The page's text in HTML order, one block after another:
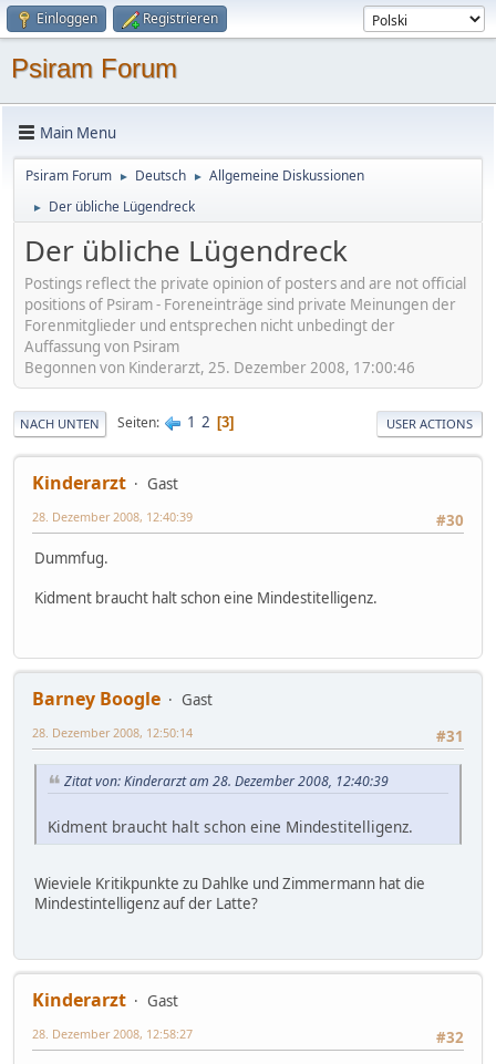
Einloggen Registrieren
Psiram Forum
Main Menu
Psiram Forum ► Deutsch ► Allgemeine Diskussionen
► Der übliche Lügendreck
Der übliche Lügendreck
Postings reflect the private opinion of posters and are not official
positions of Psiram - Foreneinträge sind private Meinungen der
Forenmitglieder und entsprechen nicht unbedingt der
Auffassung von Psiram
Begonnen von Kinderarzt, 25. Dezember 2008, 17:00:46
NACH UNTEN Seiten 1 2 3 USER ACTIONS
Kinderarzt
Gast
#30
28. Dezember 2008, 12:40:39
Dummfug.
Kidment braucht halt schon eine Mindestitelligenz.
Barney Boogle
Gast
#31
28. Dezember 2008, 12:50:14
Zitat von: Kinderarzt am 28. Dezember 2008, 12:40:39
Kidment braucht halt schon eine Mindestitelligenz.
Wieviele Kritikpunkte zu Dahlke und Zimmermann hat die
Mindestintelligenz auf der Latte?
Kinderarzt
Gast
#32
28. Dezember 2008, 12:58:27